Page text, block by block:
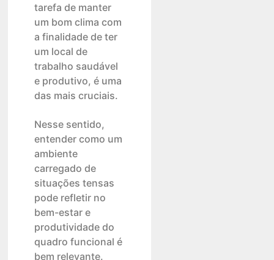
tarefa de manter
um bom clima com
a finalidade de ter
um local de
trabalho saudável
e produtivo, é uma
das mais cruciais.
Nesse sentido,
entender como um
ambiente
carregado de
situações tensas
pode refletir no
bem-estar e
produtividade do
quadro funcional é
bem relevante.